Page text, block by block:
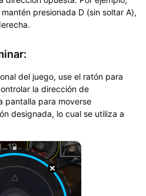
presionada D (sin soltar A),
del juego, use el ratón para
la dirección de
pantalla para moverse
designada, lo cual se utiliza a